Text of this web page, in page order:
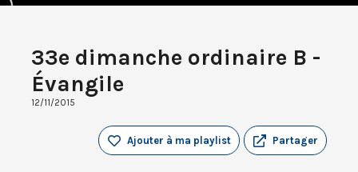
33e dimanche ordinaire B -
Évangile
12/11/2015
Partager
Ajouter à ma playlist